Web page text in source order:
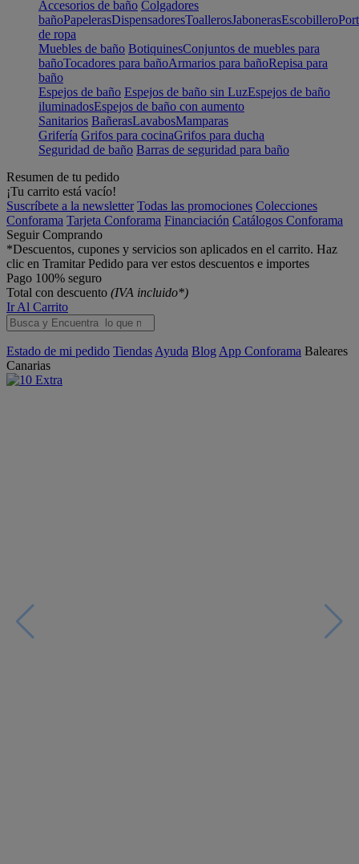
Accesorios de baño Colgadores
bañoPapelerasDispensadoresToallerosJabonerasEscobillero
de ropa
Muebles de baño BotiquinesConjuntos de muebles para
bañoTocadores para bañoArmarios para bañoRepisa para
baño
Espejos de baño Espejos de baño sin LuzEspejos de baño
iluminadosEspejos de baño con aumento
Sanitarios BañerasLavabosMamparas
Grifería Grifos para cocinaGrifos para ducha
Seguridad de baño Barras de seguridad para baño
Resumen de tu pedido
¡Tu carrito está vacío!
Suscríbete a la newsletter Todas las promociones Colecciones
Conforama Tarjeta Conforama Financiación Catálogos Conforama
Seguir Comprando
*Descuentos, cupones y servicios son aplicados en el carrito. Haz
clic en Tramitar Pedido para ver estos descuentos e importes
Pago 100% seguro
Total con descuento (IVA incluido*)
Ir Al Carrito
Estado de mi pedido Tiendas Ayuda Blog App Conforama Baleares
Canarias